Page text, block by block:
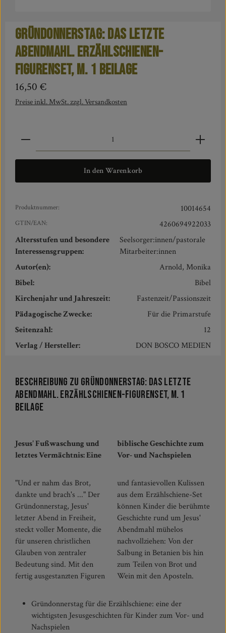
Gründonnerstag: Das letzte
Abendmahl. Erzählschienen-
Figurenset, m. 1 Beilage
Regulärer Preis:
16,50 €
Preise inkl. MwSt. zzgl. Versandkosten
Produkt Anzahl: Gib den gewünschten Wert ein oder
In den Warenkorb
Produktnummer: 10014654
GTIN/EAN:
4260694922033
Altersstufen und besondere
Interessensgruppen:
Seelsorger:innen/pastorale
Mitarbeiter:innen
Autor(en):
Arnold, Monika
Bibel:
Bibel
Kirchenjahr und Jahreszeit:
Fastenzeit/Passionszeit
Pädagogische Zwecke:
Für die Primarstufe
Seitenzahl:
12
Verlag / Hersteller:
DON BOSCO MEDIEN
Beschreibung zu Gründonnerstag: Das letzte
Abendmahl. Erzählschienen-Figurenset, m. 1
Beilage
Jesus' Fußwaschung und
letztes Vermächtnis: Eine
biblische Geschichte zum
Vor- und Nachspielen
"Und er nahm das Brot,
dankte und brach's ..." Der
Gründonnerstag, Jesus'
letzter Abend in Freiheit,
steckt voller Momente, die
für unseren christlichen
Glauben von zentraler
Bedeutung sind. Mit den
fertig ausgestanzten Figuren
und fantasievollen Kulissen
aus dem Erzählschiene-Set
können Kinder die berühmte
Geschichte rund um Jesus'
Abendmahl mühelos
nachvollziehen: Von der
Salbung in Betanien bis hin
zum Teilen von Brot und
Wein mit den Aposteln.
Gründonnerstag für die Erzählschiene: eine der
wichtigsten Jesusgeschichten für Kinder zum Vor- und
Nachspielen